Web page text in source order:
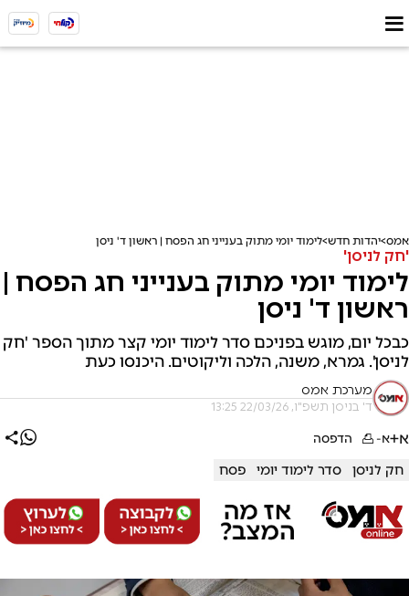
אמס יהדות חדש לימוד יומי מתוק בענייני חג הפסח | ראשון ד' ניסן
'חק לניסן'
לימוד יומי מתוק בענייני חג הפסח |
ראשון ד' ניסן
כבכל יום, מוגש בפניכם סדר לימוד יומי קצר מתוך הספר 'חק
לניסן'. גמרא, משנה, הלכה וליקוטים. היכנסו כעת
מערכת אמס
ד' בניסן תשפ"ו, 22/03/26 13:25
א+א- הדפסה
חק לניסן סדר לימוד יומי פסח